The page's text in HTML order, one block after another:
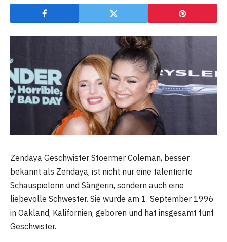
Zendaya Geschwister Stoermer Coleman, besser
bekannt als Zendaya, ist nicht nur eine talentierte
Schauspielerin und Sängerin, sondern auch eine
liebevolle Schwester. Sie wurde am 1. September 1996
in Oakland, Kalifornien, geboren und hat insgesamt fünf
Geschwister.